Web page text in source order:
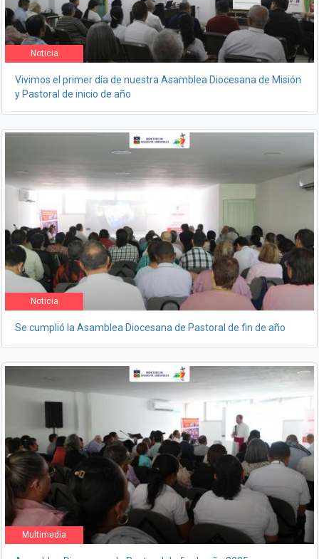
Noticia
Vivimos el primer día de nuestra Asamblea Diocesana de Misión
y Pastoral de inicio de año
Noticia
Se cumplió la Asamblea Diocesana de Pastoral de fin de año
Multimedia